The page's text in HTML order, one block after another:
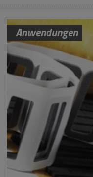
Anwendungen